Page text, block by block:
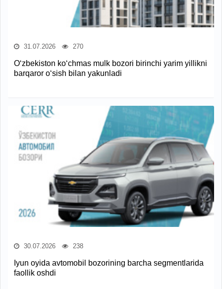
31.07.2026 270
O‘zbekiston ko‘chmas mulk bozori birinchi yarim yillikni
barqaror o‘sish bilan yakunladi
30.07.2026 238
Iyun oyida avtomobil bozorining barcha segmentlarida
faollik oshdi